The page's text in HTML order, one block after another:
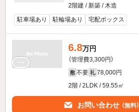
2階建 / 新築 / 木造
駐車場あり
駐輪場あり 宅配ボックス
6.8万円
（管理費3,300円）
敷 不要 礼 78,000円
2階 / 2LDK / 59.55㎡
お問い合わせ （無料）